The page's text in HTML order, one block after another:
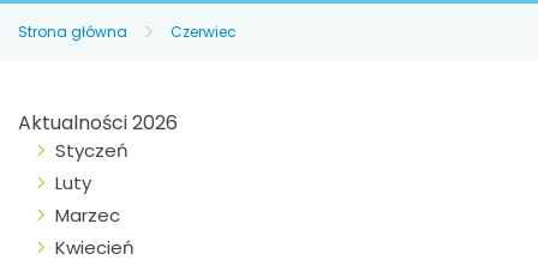
Strona główna Czerwiec
Aktualności 2026
Styczeń
Luty
Marzec
Kwiecień